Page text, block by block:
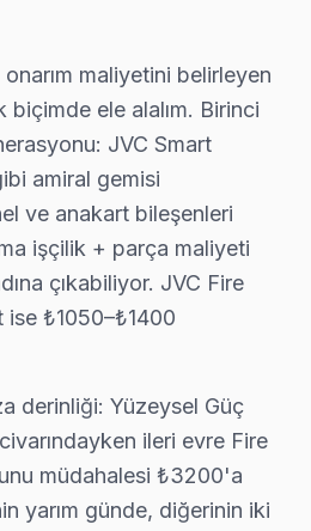
eski binalarda elektrik
JVC TV Servisi
modern konut projeleriyle
JVC TV Servisi
geniş konut yapılarıyla
yapılaşma ve elektrik alt
Servisi
JVC ekran’lerin arızaları
TV Servisi
aletlerin yaygın olarak
maliyetini belirleyen
ele alalım. Birinci
JVC Smart
amiral gemisi
ve anakart bileşenleri
işçilik + parça maliyeti
çıkabiliyor. JVC Fire
₺1050–₺1400
derinliği: Yüzeysel Güç
ileri evre Fire
müdahalesi ₺3200'a
yarım günde, diğerinin iki